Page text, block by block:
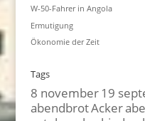
W-50-Fahrer in Angola
Ermutigung
Ökonomie der Zeit
Tags
8 november19
abendbrotAcker